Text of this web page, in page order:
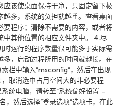
应该使桌面保持干净，只固定留下极
越多，系统的负担就越重。查看桌面
要程序；清除不需要的内容，或者将
中其他位置的相应文件夹中。 4.尽
时运行的程序数量很可能多于实际需
多，启动过程所用的时间就越长。在
栏中输入”msconfig”，然后在出现
，取消选中占用空间大的非必要程
统电脑，请转至”系统偏好设置 –
，然后选择”登录选项”选项卡，在此